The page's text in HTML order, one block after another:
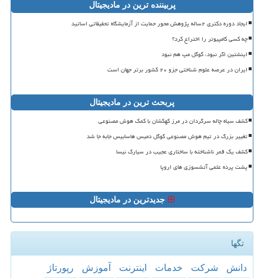
پربیننده ترین در مادیجیتال
ایجاد دوره دکتری ۲ساله پژوهش محور حمایت از آزمایشگاه تحقیقاتی اساتید
چه کسی کامپیوتر را اختراع کرد؟
اینشتین اگر نبود، گوگل مپ هم نبود
ایران در عرصه علوم شناختی جزو ۲۰ کشور برتر جهان است
پربحث ترین در مادیجیتال
کشف سیاه چاله سرگردان در مرز کهکشان با کمک هوش مصنوعی
تغییر بزرگ در تیم هوش مصنوعی گوگل دمیس هاسابیس جابه جا شد
کشف یک قمر ناشناخته با ساختاری عجیب در سیارک نیسا
پشت پرده علمی آتشسوزی های اروپا
جدیدترین در مادیجیتال
تگها
دانش شركت خدمات اینترنت آموزش
رپورتاژ